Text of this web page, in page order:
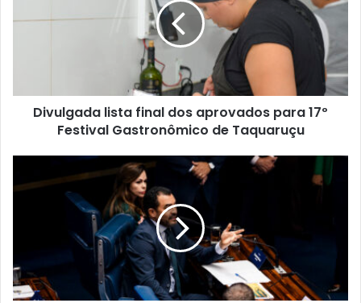
e
Divulgada lista final dos aprovados para 17º
Festival Gastronômico de Taquaruçu